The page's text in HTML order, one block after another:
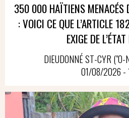
350 000 HAÏTIENS MENACÉS
: VOICI CE QUE L’ARTICLE
EXIGE DE
DIEUDONNÉ ST-CYR ("O-
01/08/2026 -